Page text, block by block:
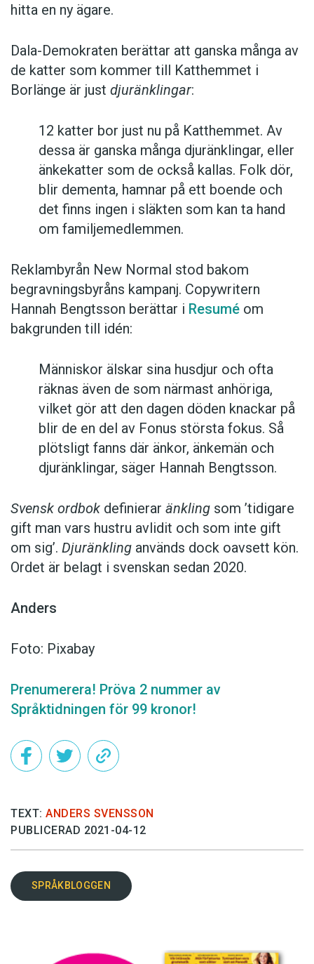
hitta en ny ägare.
Dala-Demokraten berättar att ganska många av
de katter som kommer till Katthemmet i
Borlänge är just djuränklingar:
12 katter bor just nu på Katthemmet. Av
dessa är ganska många djuränklingar, eller
änkekatter som de också kallas. Folk dör,
blir dementa, hamnar på ett boende och
det finns ingen i släkten som kan ta hand
om familjemedlemmen.
Reklambyrån New Normal stod bakom
begravningsbyråns kampanj. Copywritern
Hannah Bengtsson berättar i Resumé om
bakgrunden till idén:
Människor älskar sina husdjur och ofta
räknas även de som närmast anhöriga,
vilket gör att den dagen döden knackar på
blir de en del av Fonus största fokus. Så
plötsligt fanns där änkor, änkemän och
djuränklingar, säger Hannah Bengtsson.
Svensk ordbok definierar änkling som ’tidigare
gift man vars hustru av­lidit och som inte gift
om sig’. Djuränkling används dock oavsett kön.
Ordet är belagt i svenskan sedan 2020.
Anders
Foto: Pixabay
Prenumerera! Pröva 2 nummer av
Språktidningen för 99 kronor!
TEXT: ANDERS SVENSSON
PUBLICERAD 2021-04-12
SPRÅKBLOGGEN